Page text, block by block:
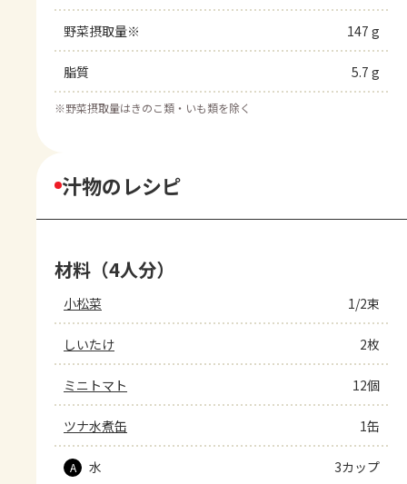
野菜摂取量※ 147 g
脂質 5.7 g
※野菜摂取量はきのこ類・いも類を除く
汁物のレシピ
材料（4人分）
小松菜 1/2束
しいたけ 2枚
ミニトマト 12個
ツナ水煮缶 1缶
A 水 3カップ